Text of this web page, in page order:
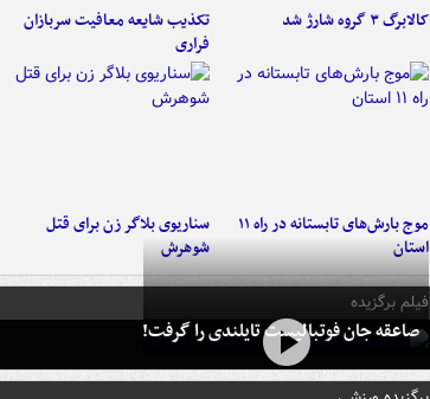
کالابرگ ۳ گروه شارژ شد
تکذیب شایعه معافیت سربازان
فراری
موج بارش‌های تابستانه در راه ۱۱
استان
سناریوی بلاگر زن برای قتل
شوهرش
فیلم برگزیده
صاعقه جان فوتبالیست تایلندی را گرفت!